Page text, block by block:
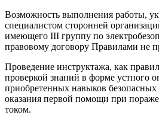
Возможность выполнения работы,
специалистом сторонней
имеющего III группу по
правовому договору Правилами не
Проведение инструктажа, как
проверкой знаний в форме устного
приобретенных навыков безопасных
оказания первой помощи при
током.